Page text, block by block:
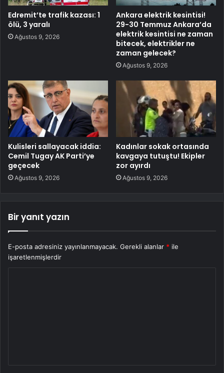
Edremit’te trafik kazası: 1
ölü, 3 yaralı
Ağustos 9, 2026
Ankara elektrik kesintisi!
29-30 Temmuz Ankara’da
elektrik kesintisi ne zaman
bitecek, elektrikler ne
zaman gelecek?
Ağustos 9, 2026
Kulisleri sallayacak iddia:
Cemil Tugay AK Parti’ye
geçecek
Ağustos 9, 2026
Kadınlar sokak ortasında
kavgaya tutuştu! Ekipler
zor ayırdı
Ağustos 9, 2026
Bir yanıt yazın
E-posta adresiniz yayınlanmayacak. Gerekli alanlar * ile
işaretlenmişlerdir